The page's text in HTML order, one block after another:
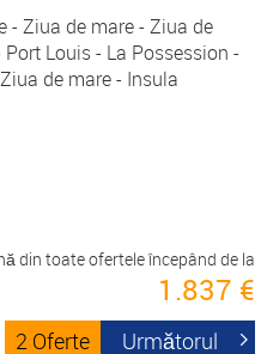
- Ziua de mare - Ziua de
Louis - La Possession -
de mare - Insula
din toate ofertele începând de la
1.837 €
2 Oferte Următorul